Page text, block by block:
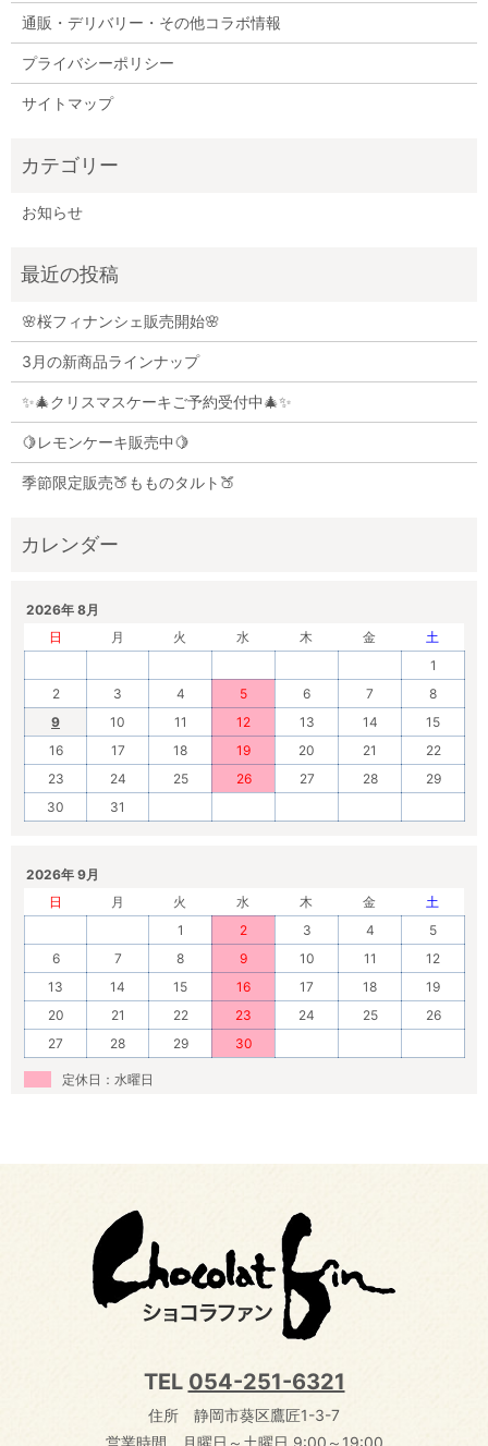
通販・デリバリー・その他コラボ情報
プライバシーポリシー
サイトマップ
お知らせ
🌸桜フィナンシェ販売開始🌸
3月の新商品ラインナップ
✨🎄クリスマスケーキご予約受付中🎄✨
🍋レモンケーキ販売中🍋
季節限定販売🍑もものタルト🍑
2026年 8月
日
月 火 水 木 金
土
1
2
3 4 5 6 7
8
9
10 11 12 13 14
15
16
17 18 19 20 21
22
23
24 25 26 27 28
29
30
31
2026年 9月
日
月 火 水 木 金
土
1
2 3 4
5
6
7 8 9 10 11
12
13
14 15 16 17 18
19
20
21 22 23 24 25
26
27
28 29 30
定休日：水曜日
TEL 054-251-6321
住所 静岡市葵区鷹匠1-3-7
営業時間 月曜日～土曜日 9:00～19:00